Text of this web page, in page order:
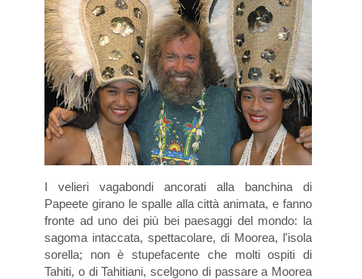
I velieri vagabondi ancorati alla banchina di
Papeete girano le spalle alla città animata, e fanno
fronte ad uno dei più bei paesaggi del mondo: la
sagoma intaccata, spettacolare, di Moorea, l'isola
sorella; non è stupefacente che molti ospiti di
Tahiti, o di Tahitiani, scelgono di passare a Moorea